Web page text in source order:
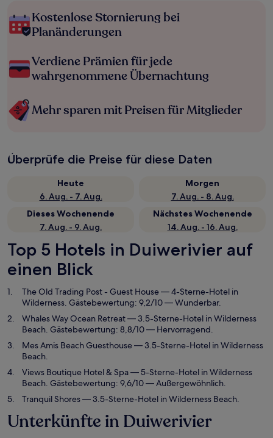
Kostenlose Stornierung bei
Planänderungen
Verdiene Prämien für jede
wahrgenommene Übernachtung
Mehr sparen mit Preisen für Mitglieder
Überprüfe die Preise für diese Daten
Heute
6. Aug. - 7. Aug.
Morgen
7. Aug. - 8. Aug.
Dieses Wochenende
7. Aug. - 9. Aug.
Nächstes Wochenende
14. Aug. - 16. Aug.
Top 5 Hotels in Duiwerivier auf
einen Blick
The Old Trading Post - Guest House— 4-Sterne-Hotel in
Wilderness. Gästebewertung: 9,2/10 — Wunderbar.
Whales Way Ocean Retreat— 3.5-Sterne-Hotel in Wilderness
Beach. Gästebewertung: 8,8/10 — Hervorragend.
Mes Amis Beach Guesthouse— 3.5-Sterne-Hotel in Wilderness
Beach.
Views Boutique Hotel & Spa— 5-Sterne-Hotel in Wilderness
Beach. Gästebewertung: 9,6/10 — Außergewöhnlich.
Tranquil Shores— 3.5-Sterne-Hotel in Wilderness Beach.
Unterkünfte in Duiwerivier